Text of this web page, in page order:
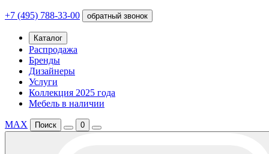
+7 (495) 788-33-00 обратный звонок
Каталог
Распродажа
Бренды
Дизайнеры
Услуги
Коллекция 2025 года
Мебель в наличии
MAX Поиск 0